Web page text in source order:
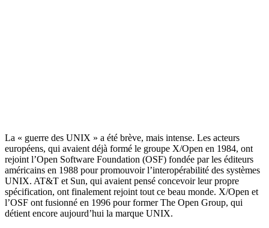
La « guerre des UNIX » a été brève, mais intense. Les acteurs
européens, qui avaient déjà formé le groupe X/Open en 1984, ont
rejoint l’Open Software Foundation (OSF) fondée par les éditeurs
américains en 1988 pour promouvoir l’interopérabilité des systèmes
UNIX. AT&T et Sun, qui avaient pensé concevoir leur propre
spécification, ont finalement rejoint tout ce beau monde. X/Open et
l’OSF ont fusionné en 1996 pour former The Open Group, qui
détient encore aujourd’hui la marque UNIX.